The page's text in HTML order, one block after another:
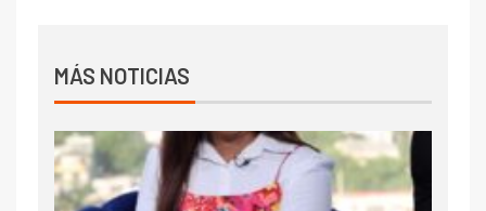
MÁS NOTICIAS